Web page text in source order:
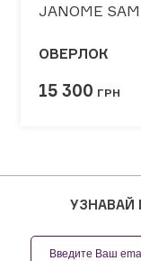
JANOME
ОВЕРЛОК
15 300 ГРН
УЗНАВАЙ